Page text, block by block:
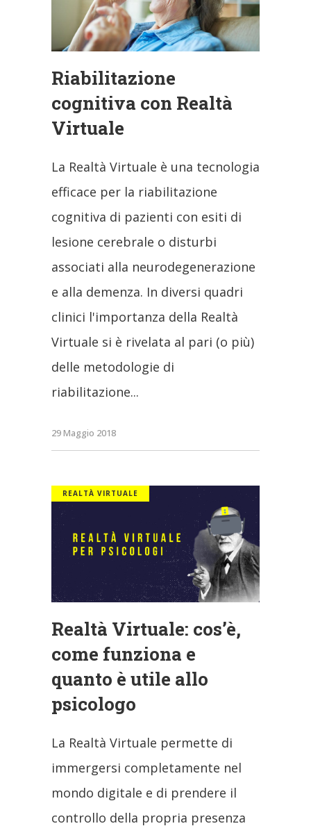
Riabilitazione
cognitiva con Realtà
Virtuale
La Realtà Virtuale è una tecnologia
efficace per la riabilitazione
cognitiva di pazienti con esiti di
lesione cerebrale o disturbi
associati alla neurodegenerazione
e alla demenza. In diversi quadri
clinici l'importanza della Realtà
Virtuale si è rivelata al pari (o più)
delle metodologie di
riabilitazione
29 Maggio 2018
REALTÀ VIRTUALE
Realtà Virtuale: cos’è,
come funziona e
quanto è utile allo
psicologo
La Realtà Virtuale permette di
immergersi completamente nel
mondo digitale e di prendere il
controllo della propria presenza